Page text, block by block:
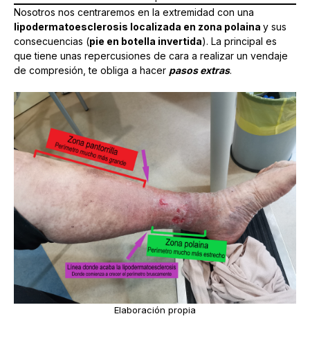
Nosotros nos centraremos en la extremidad con una
lipodermatoesclerosis localizada en zona polaina y sus
consecuencias (pie en botella invertida). La principal es
que tiene unas repercusiones de cara a realizar un vendaje
de compresión, te obliga a hacer pasos extras.
Elaboración propia